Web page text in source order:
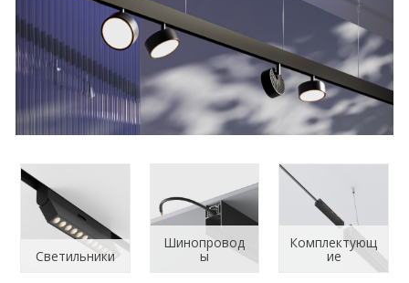
Светильники
Шинопровод
ы
Комплектующ
ие